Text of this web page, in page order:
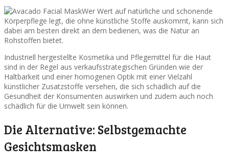
Wer Wert auf natürliche und schonende
Körperpflege legt, die ohne künstliche Stoffe auskommt, kann sich
dabei am besten direkt an dem bedienen, was die Natur an
Rohstoffen bietet.
Industriell hergestellte Kosmetika und Pflegemittel für die Haut
sind in der Regel aus verkaufsstrategischen Gründen wie der
Haltbarkeit und einer homogenen Optik mit einer Vielzahl
künstlicher Zusatzstoffe versehen, die sich schädlich auf die
Gesundheit der Konsumenten auswirken und zudem auch noch
schädlich für die Umwelt sein können.
Die Alternative: Selbstgemachte
Gesichtsmasken